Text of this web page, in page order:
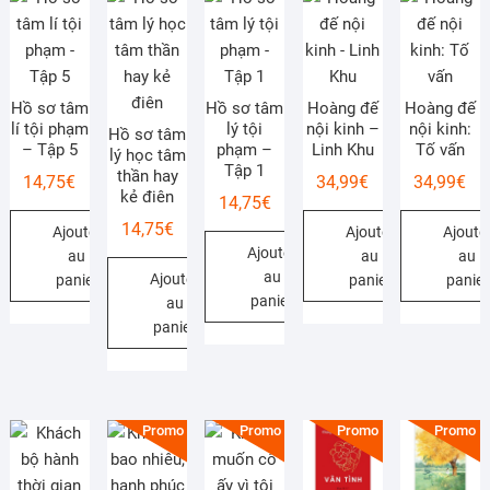
Hồ sơ tâm
lí tội phạm
– Tập 5
14,75€
Ajouter
au
panier
Hồ sơ tâm
lý học tâm
thần hay
kẻ điên
14,75€
Ajouter
au
panier
Hồ sơ tâm
lý tội
phạm –
Tập 1
14,75€
Ajouter
au
panier
Hoàng đế
nội kinh –
Linh Khu
34,99€
Ajouter
au
panier
Hoàng đế
nội kinh:
Tố vấn
34,99€
au
panier
Promo ! Promo ! Promo ! Promo !